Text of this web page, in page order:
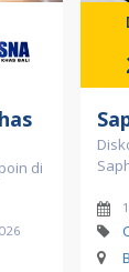
di